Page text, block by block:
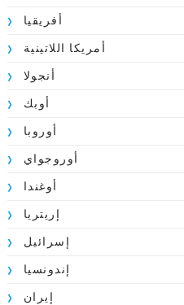
أفريقيا
أمريكا اللاتينية
أنجولا
أوبك
أوروبا
أوروجواي
أوغندا
إريتريا
إسرائيل
إندونسيا
إيران